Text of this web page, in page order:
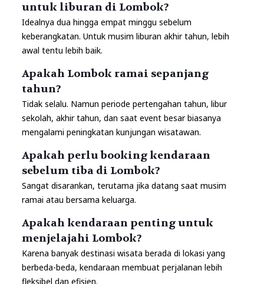
untuk liburan di Lombok?
Idealnya dua hingga empat minggu sebelum
keberangkatan. Untuk musim liburan akhir tahun, lebih
awal tentu lebih baik.
Apakah Lombok ramai sepanjang
tahun?
Tidak selalu. Namun periode pertengahan tahun, libur
sekolah, akhir tahun, dan saat event besar biasanya
mengalami peningkatan kunjungan wisatawan.
Apakah perlu booking kendaraan
sebelum tiba di Lombok?
Sangat disarankan, terutama jika datang saat musim
ramai atau bersama keluarga.
Apakah kendaraan penting untuk
menjelajahi Lombok?
Karena banyak destinasi wisata berada di lokasi yang
berbeda-beda, kendaraan membuat perjalanan lebih
fleksibel dan efisien.